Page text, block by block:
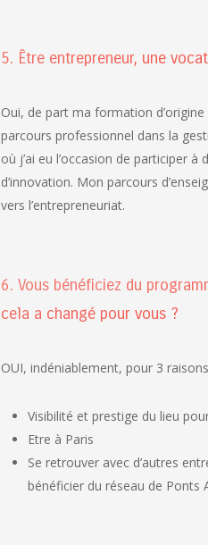
5. Être entrepreneur, une
Oui, de part ma formation
parcours professionnel dans la
où j’ai eu l’occasion de participer
d’innovation. Mon parcours
vers l’entrepreneuriat.
6. Vous bénéficiez du
cela a changé pour vous ?
OUI, indéniablement, pour 3
Visibilité et prestige du lieu
Etre à Paris
Se retrouver avec d’autres
bénéficier du réseau de Ponts